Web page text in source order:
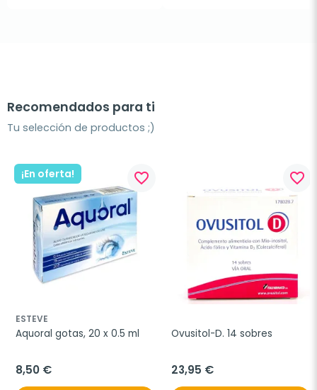
Recomendados para ti
Tu selección de productos ;)
¡En oferta! favorite_border
ESTEVE
Aquoral gotas, 20 x 0.5 ml
8,50 €
favorite_border
Ovusitol-D. 14 sobres
23,95 €